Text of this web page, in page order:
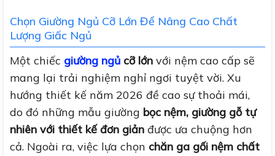
Chọn Giường Ngủ Cỡ Lớn Để Nâng Cao Chất
Lượng Giấc Ngủ
Một chiếc giường ngủ cỡ lớn với nệm cao cấp sẽ
mang lại trải nghiệm nghỉ ngơi tuyệt vời. Xu
hướng thiết kế năm 2026 đề cao sự thoải mái,
do đó những mẫu giường bọc nệm, giường gỗ tự
nhiên với thiết kế đơn giản được ưa chuộng hơn
cả. Ngoài ra, việc lựa chọn chăn ga gối nệm chất